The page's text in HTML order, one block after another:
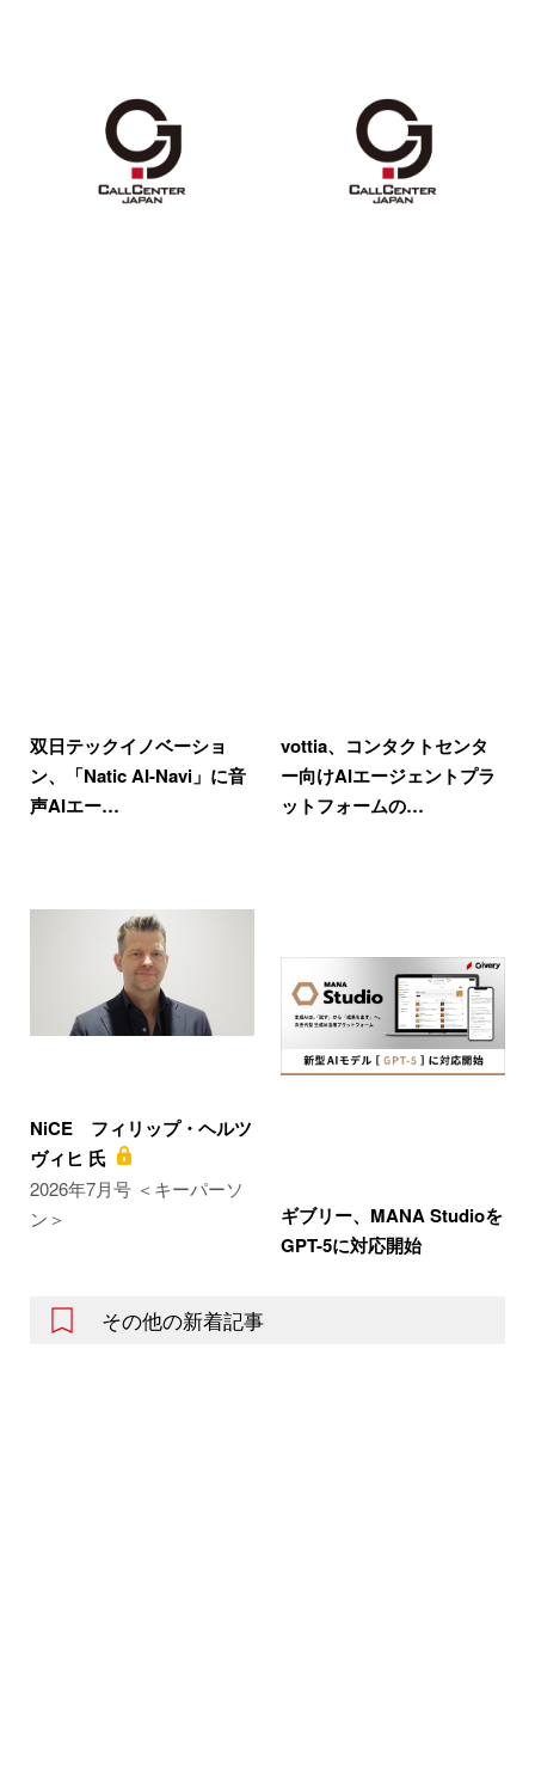
双日テックイノベーショ
ン、「Natic AI-Navi」に音
声AIエー…
vottia、コンタクトセンタ
ー向けAIエージェントプラ
ットフォームの…
NiCE フィリップ・ヘルツ
ヴィヒ 氏
2026年7月号 ＜キーパーソ
ン＞
ギブリー、MANA Studioを
GPT-5に対応開始
その他の新着記事